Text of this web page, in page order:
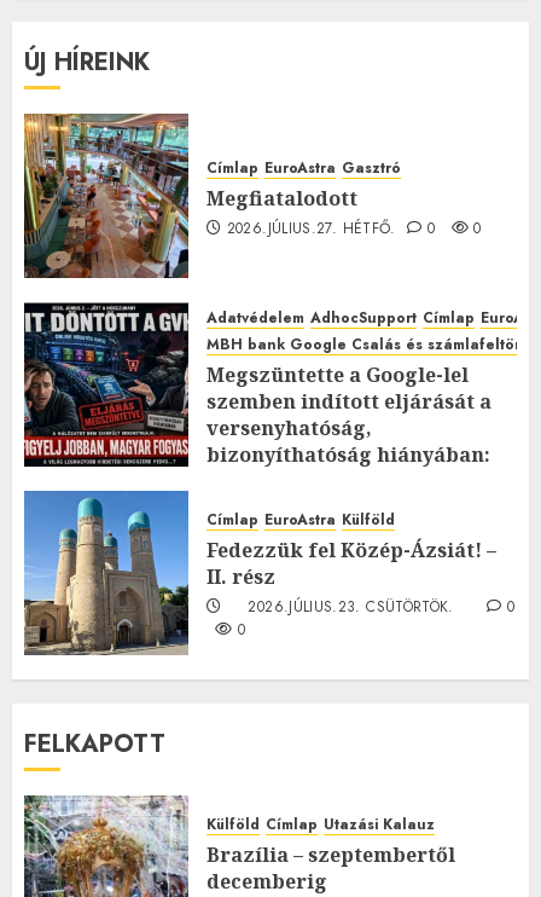
ÚJ HÍREINK
Címlap EuroAstra Gasztró
Megfiatalodott
2026.JÚLIUS.27. HÉTFŐ. 0 0
Adatvédelem AdhocSupport Címlap
MBH bank Google Csalás és
Megszüntette a Google-lel
szemben indított eljárását a
versenyhatóság,
bizonyíthatóság hiányában:
2026.JÚLIUS.23. CSÜTÖRTÖK.
0
Címlap EuroAstra Külföld
Fedezzük fel Közép-Ázsiát! –
II. rész
2026.JÚLIUS.23. CSÜTÖRTÖK.
0
0
FELKAPOTT
Külföld Címlap Utazási Kalauz
Brazília – szeptembertől
decemberig